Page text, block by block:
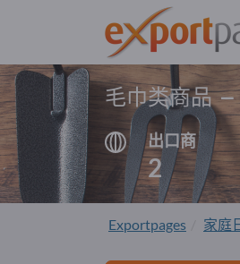
毛巾类商品
出口商
2
Exportpages 家庭